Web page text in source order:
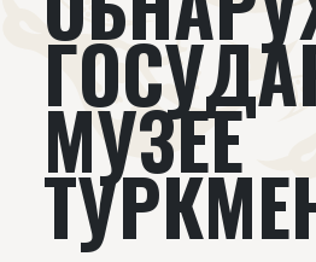
Книги
МУЗЕЕ